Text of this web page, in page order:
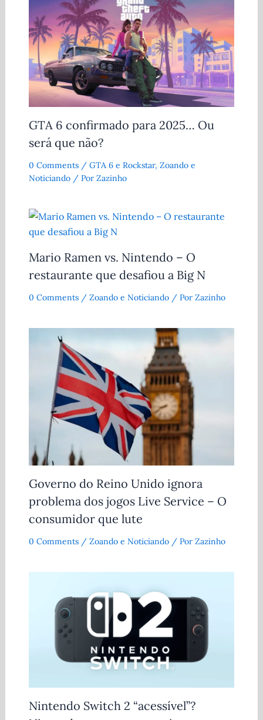
GTA 6 confirmado para 2025… Ou
será que não?
0 Comments / GTA 6 e Rockstar, Zoando e
Noticiando/ Por Zazinho
Mario Ramen vs. Nintendo – O
restaurante que desafiou a Big N
0 Comments / Zoando e Noticiando/ Por Zazinho
Governo do Reino Unido ignora
problema dos jogos Live Service – O
consumidor que lute
0 Comments / Zoando e Noticiando/ Por Zazinho
Nintendo Switch 2 “acessível”?